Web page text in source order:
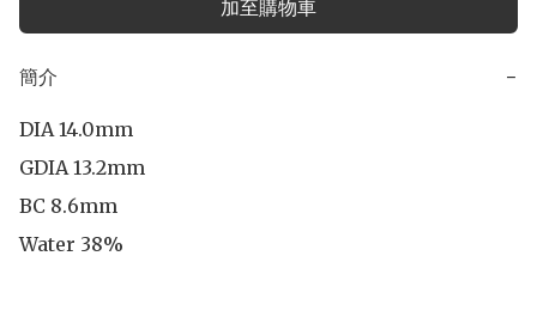
加至購物車
簡介 −
DIA 14.0mm
GDIA 13.2mm
BC 8.6mm